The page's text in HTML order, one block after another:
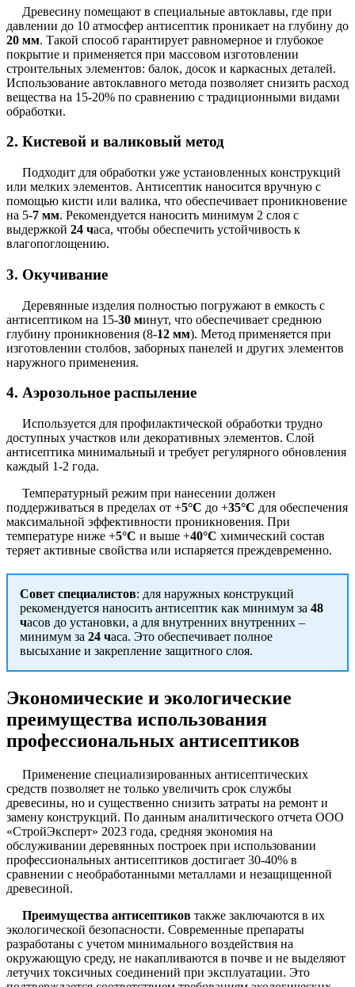
Древесину помещают в специальные автоклавы, где при
давлении до 10 атмосфер антисептик проникает на глубину до
20 мм. Такой способ гарантирует равномерное и глубокое
покрытие и применяется при массовом изготовлении
строительных элементов: балок, досок и каркасных деталей.
Использование автоклавного метода позволяет снизить расход
вещества на 15-20% по сравнению с традиционными видами
обработки.
2. Кистевой и валиковый метод
Подходит для обработки уже установленных конструкций
или мелких элементов. Антисептик наносится вручную с
помощью кисти или валика, что обеспечивает проникновение
на 5-7 мм. Рекомендуется наносить минимум 2 слоя с
выдержкой 24 часа, чтобы обеспечить устойчивость к
влагопоглощению.
3. Окучивание
Деревянные изделия полностью погружают в емкость с
антисептиком на 15-30 минут, что обеспечивает среднюю
глубину проникновения (8-12 мм). Метод применяется при
изготовлении столбов, заборных панелей и других элементов
наружного применения.
4. Аэрозольное распыление
Используется для профилактической обработки трудно
доступных участков или декоративных элементов. Слой
антисептика минимальный и требует регулярного обновления
каждый 1-2 года.
Температурный режим при нанесении должен
поддерживаться в пределах от +5°C до +35°C для обеспечения
максимальной эффективности проникновения. При
температуре ниже +5°C и выше +40°C химический состав
теряет активные свойства или испаряется преждевременно.
Совет специалистов: для наружных конструкций
рекомендуется наносить антисептик как минимум за 48
часов до установки, а для внутренних внутренних –
минимум за 24 часа. Это обеспечивает полное
высыхание и закрепление защитного слоя.
Экономические и экологические
преимущества использования
профессиональных антисептиков
Применение специализированных антисептических
средств позволяет не только увеличить срок службы
древесины, но и существенно снизить затраты на ремонт и
замену конструкций. По данным аналитического отчета ООО
«СтройЭксперт» 2023 года, средняя экономия на
обслуживании деревянных построек при использовании
профессиональных антисептиков достигает 30-40% в
сравнении с необработанными металлами и незащищенной
древесиной.
Преимущества антисептиков также заключаются в их
экологической безопасности. Современные препараты
разработаны с учетом минимального воздействия на
окружающую среду, не накапливаются в почве и не выделяют
летучих токсичных соединений при эксплуатации. Это